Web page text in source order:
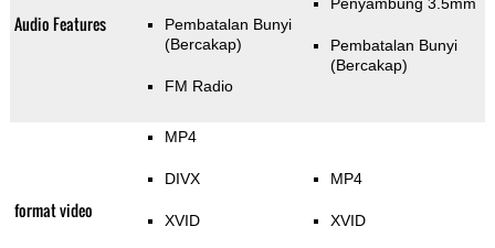
Audio Features
Pembatalan Bunyi
(Bercakap)
FM Radio
Pembatalan Bunyi
(Bercakap)
format video
MP4
DIVX
XVID
MP4
XVID